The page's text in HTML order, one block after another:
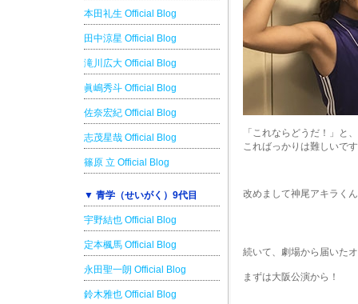
本田礼生 Official Blog
田中涼星 Official Blog
滝川広大 Official Blog
眞嶋秀斗 Official Blog
佐奈宏紀 Official Blog
志茂星哉 Official Blog
篠原 立 Official Blog
▼ 青学（せいがく）9代目
宇野結也 Official Blog
定本楓馬 Official Blog
永田聖一朗 Official Blog
鈴木雅也 Official Blog
「これならどうだ！」と
こればっかりは難しいで
改めまして神尾アキラく
続いて、劇場から届いた
まずは大阪公演から！